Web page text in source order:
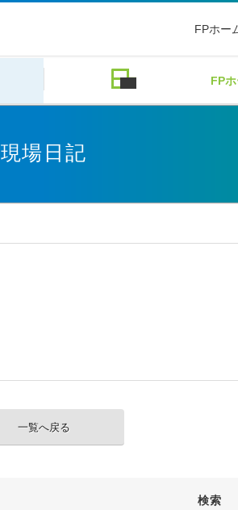
FPホー
FP
現場日記
一覧へ戻る
検索